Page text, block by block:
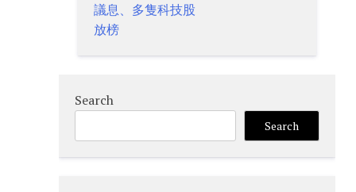
議息、多隻科技股
放榜
Search
Search